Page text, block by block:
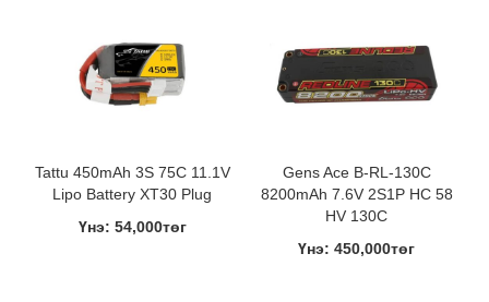
Tattu 450mAh 3S 75C 11.1V
Lipo Battery XT30 Plug
Үнэ: 54,000төг
Gens Ace B-RL-130C
8200mAh 7.6V 2S1P HC 58
HV 130C
Үнэ: 450,000төг